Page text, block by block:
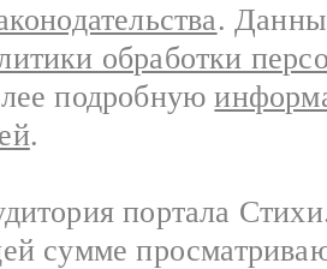
.
обработки
подробную
.
портала
сумме